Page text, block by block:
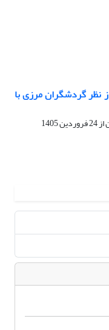
گردشگران مرزی با
از24 فروردین 1405